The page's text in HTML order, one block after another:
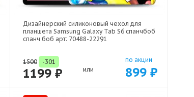
Дизайнерский силиконовый чехол для
планшета Samsung Galaxy Tab S6 спанчбоб
спанч боб арт: 70488-22291
1500 -301
1199 ₽ или
по акции
899 ₽